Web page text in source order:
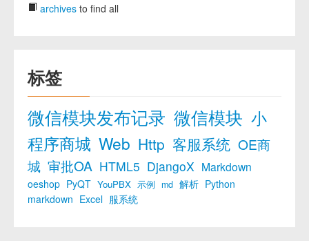
archives to find all
标签
微信模块发布记录 微信模块 小
程序商城 Web Http 客服系统 OE商
城 审批OA HTML5 DjangoX Markdown
oeshop PyQT YouPBX 示例 md 解析 Python
markdown Excel 服系统